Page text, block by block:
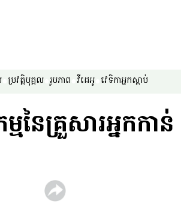
ប្រវត្តិបុគ្គល រូបភាព វីដេអូ វេទិកា​អ្នក​ស្ដាប់
នៃ​គ្រួសារ​អ្នក​កាន់​